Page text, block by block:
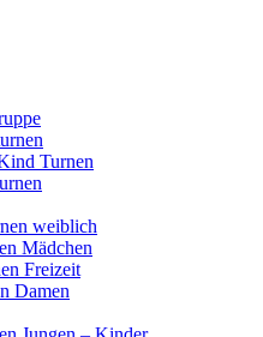
Turnen
weiblich
Mädchen
Freizeit
Damen